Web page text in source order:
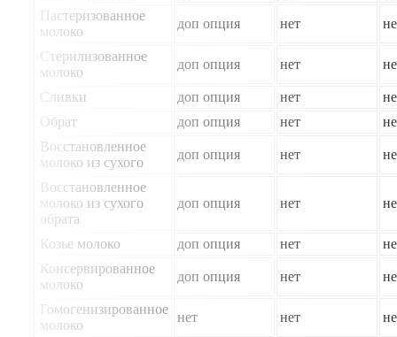
Пастеризованное
молоко
доп опция нет
Стерилизованное
молоко
доп опция нет
Сливки доп опция нет
Обрат
доп опция нет
Восстановленное
молоко из сухого
доп опция нет
Восстановленное
молоко из сухого
обрата
доп опция нет
Козье молоко доп опция нет
Консервированное
молоко
доп опция нет
Гомогенизированное
молоко
нет нет